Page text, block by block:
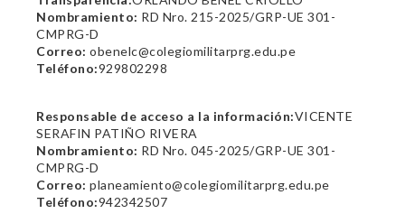
Nombramiento: RD Nro. 215-2025/GRP-UE 301-
CMPRG-D
Correo: obenelc@colegiomilitarprg.edu.pe
Teléfono:929802298
Responsable de acceso a la información:VICENTE
SERAFIN PATIÑO RIVERA
Nombramiento: RD Nro. 045-2025/GRP-UE 301-
CMPRG-D
Correo: planeamiento@colegiomilitarprg.edu.pe
Teléfono:942342507